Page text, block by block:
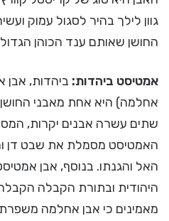
גוון לילך בהיר לסגול עמוק
החושן שאותם ענד הכוהן
אמטיסט ביהדות: ביהדות,
אחלמה) היא אחת מאבני החושן
האמטיסט מסמלת את שבט דן
האל והגנתו. בנוסף, אבן
היהודית ובתורת הקבלה
מאמינים כי אבן אחלמה